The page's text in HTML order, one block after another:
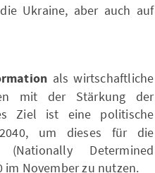
Ukraine, aber auch auf
als wirtschaftliche
mit der Stärkung der
Ziel ist eine politische
um dieses für die
Determined
im November zu nutzen.